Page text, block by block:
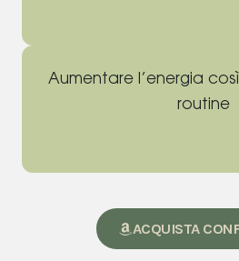
Aumentare l’energia
routine
ACQUISTA